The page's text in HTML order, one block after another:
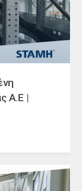
Α.Ε |